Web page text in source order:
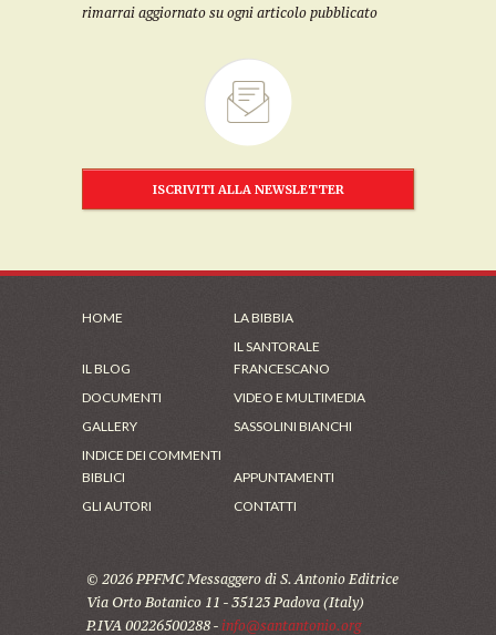
rimarrai aggiornato su ogni articolo pubblicato
ISCRIVITI ALLA NEWSLETTER
HOME LA BIBBIA
IL BLOG
IL SANTORALE
FRANCESCANO
DOCUMENTI
VIDEO E MULTIMEDIA
GALLERY
SASSOLINI BIANCHI
INDICE DEI COMMENTI
BIBLICI
APPUNTAMENTI
GLI AUTORI
CONTATTI
© 2026 PPFMC Messaggero di S. Antonio Editrice
Via Orto Botanico 11 - 35123 Padova (Italy)
P.IVA 00226500288 - info@santantonio.org